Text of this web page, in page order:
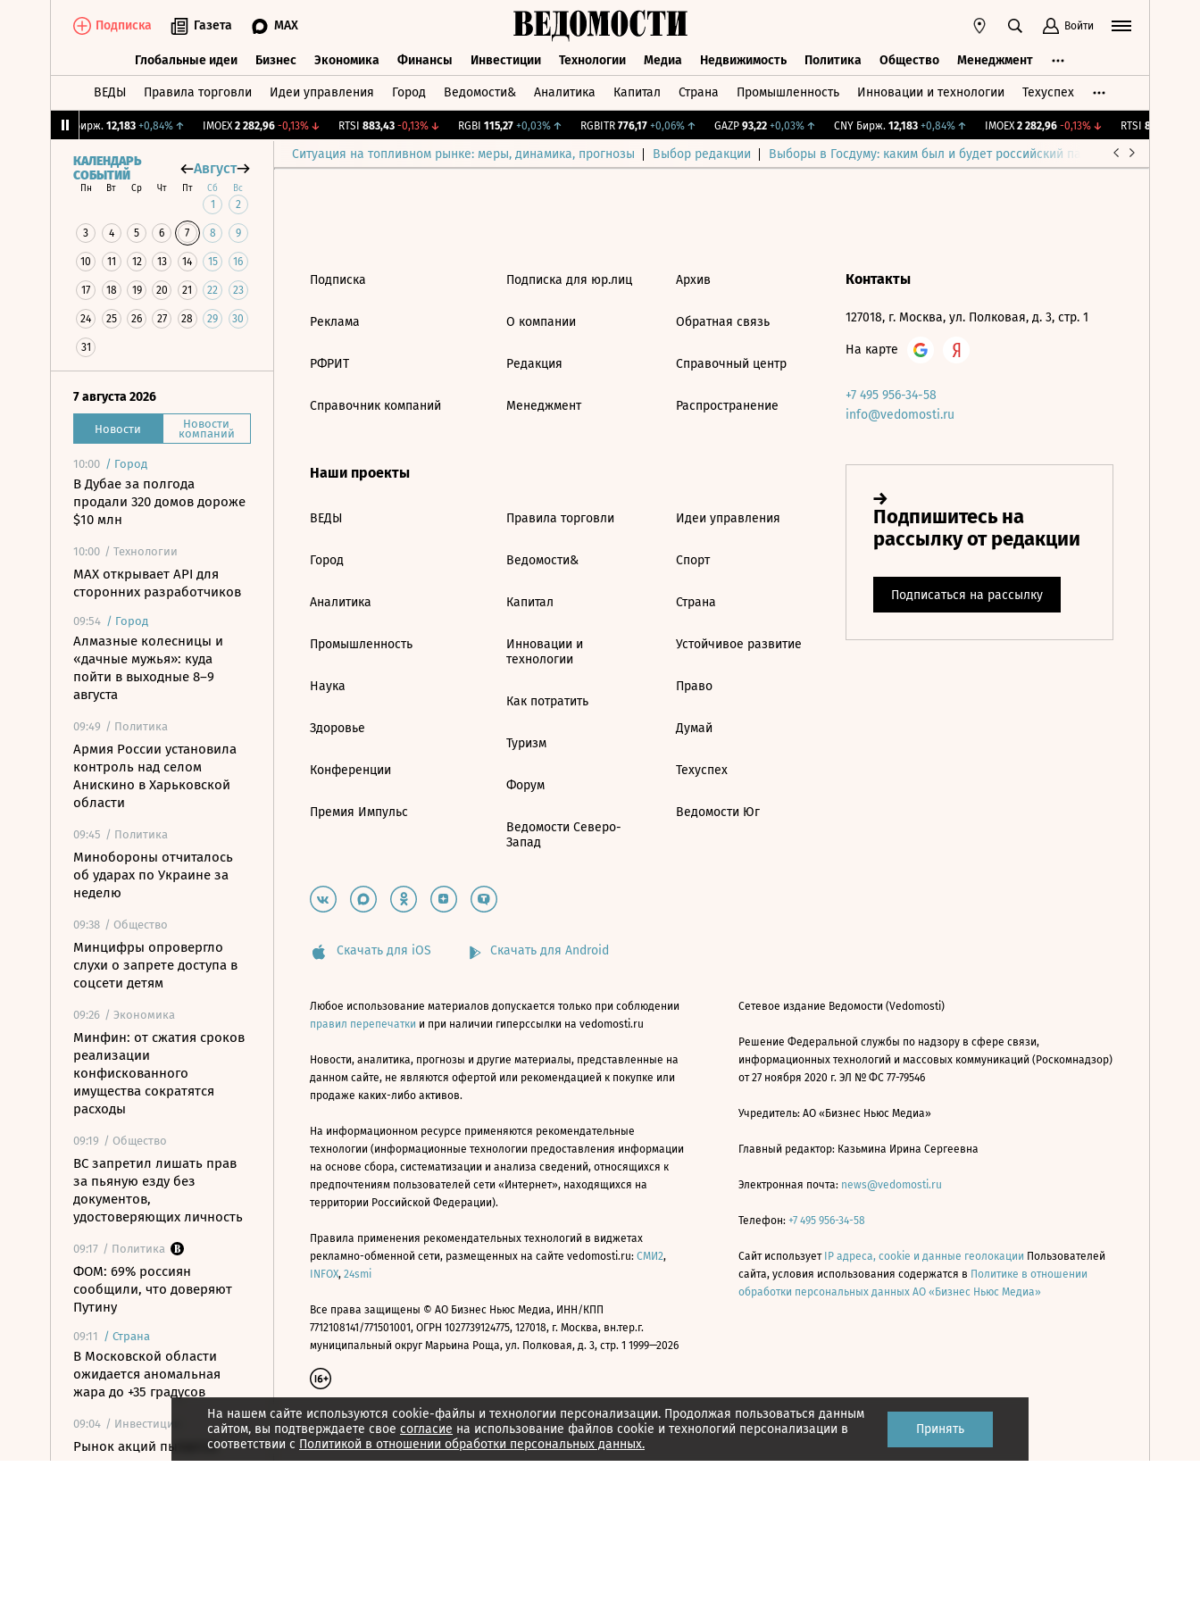
Подписка Газета MAX Войти
Глобальные идеи Бизнес Экономика Финансы Инвестиции Технологии Медиа Недвижимость Политика Общество Менеджмент
ВЕДЫ Правила торговли Идеи управления Город Ведомости& Аналитика Капитал Страна Промышленность Инновации и технологии Техуспех
CNY Бирж. 12,183 +0,84%↑ IMOEX 2 282,96 -0,13%↓ RTSI 883,43 -0,13%↓ RGBI 115,27 +0,03%↑ RGBITR 776,17 +0,06%↑ GAZP 93,22 +0,03%↑ CNY Бирж. 12,183 +0,84%↑ IMOEX 2 282,96 -0,13%↓ RTSI 883,43
Ситуация на топливном рынке: меры, динамика, прогнозы Выбор редакции Выборы в Госдуму: каким был и будет российский парламент
КАЛЕНДАРЬ
СОБЫТИЙ
Август
Пн Вт Ср Чт Пт Сб Вс
1 2
3 4 5 6 7 8 9
10 11 12 13 14 15 16
17 18 19 20 21 22 23
24 25 26 27 28 29 30
31
7 августа 2026
Новости Новости
компаний
10:00 / Город
В Дубае за полгода
продали 320 домов дороже
$10 млн
10:00 / Технологии
MAX открывает API для
сторонних разработчиков
09:54 / Город
Алмазные колесницы и
«дачные мужья»: куда
пойти в выходные 8–9
августа
09:49 / Политика
Армия России установила
контроль над селом
Анискино в Харьковской
области
09:45 / Политика
Минобороны отчиталось
об ударах по Украине за
неделю
09:38 / Общество
Минцифры опровергло
слухи о запрете доступа в
соцсети детям
09:26 / Экономика
Минфин: от сжатия сроков
реализации
конфискованного
имущества сократятся
расходы
09:19 / Общество
ВС запретил лишать прав
за пьяную езду без
документов,
удостоверяющих личность
09:17 / Политика
ФОМ: 69% россиян
сообщили, что доверяют
Путину
09:11 / Страна
В Московской области
ожидается аномальная
жара до +35 градусов
09:04 / Инвестиции
Рынок акций пытается
закрепиться выше уровня
На нашем сайте используются cookie-файлы и технологии персонализации. Продолжая пользоваться данным
сайтом, вы подтверждаете свое согласие на использование файлов cookie и технологий персонализации в
соответствии с Политикой в отношении обработки персональных данных.
Принять
Подписка
Реклама
РФРИТ
Справочник компаний
Подписка для юр.лиц
О компании
Редакция
Менеджмент
Архив
Обратная связь
Справочный центр
Распространение
Наши проекты
ВЕДЫ
Город
Аналитика
Промышленность
Наука
Здоровье
Конференции
Премия Импульс
Правила торговли
Ведомости&
Капитал
Инновации и
технологии
Как потратить
Туризм
Форум
Ведомости Северо-
Запад
Идеи управления
Спорт
Страна
Устойчивое развитие
Право
Думай
Техуспех
Ведомости Юг
Контакты
127018, г. Москва, ул. Полковая, д. 3, стр. 1
На карте
+7 495 956-34-58
info@vedomosti.ru
Скачать для iOS Скачать для Android
Любое использование материалов допускается только при соблюдении
правил перепечатки и при наличии гиперссылки на vedomosti.ru
Новости, аналитика, прогнозы и другие материалы, представленные на
данном сайте, не являются офертой или рекомендацией к покупке или
продаже каких-либо активов.
На информационном ресурсе применяются рекомендательные
технологии (информационные технологии предоставления информации
на основе сбора, систематизации и анализа сведений, относящихся к
предпочтениям пользователей сети «Интернет», находящихся на
территории Российской Федерации).
Правила применения рекомендательных технологий в виджетах
рекламно-обменной сети, размещенных на сайте vedomosti.ru: СМИ2,
INFOX, 24smi
Все права защищены © АО Бизнес Ньюс Медиа, ИНН/КПП
7712108141/771501001, ОГРН 1027739124775, 127018, г. Москва, вн.тер.г.
муниципальный округ Марьина Роща, ул. Полковая, д. 3, стр. 1 1999—2026
Сетевое издание Ведомости (Vedomosti)
Решение Федеральной службы по надзору в сфере связи,
информационных технологий и массовых коммуникаций (Роскомнадзор)
от 27 ноября 2020 г. ЭЛ № ФС 77-79546
Учредитель: АО «Бизнес Ньюс Медиа»
Главный редактор: Казьмина Ирина Сергеевна
Электронная почта: news@vedomosti.ru
Телефон: +7 495 956-34-58
Сайт использует IP адреса, cookie и данные геолокации Пользователей
сайта, условия использования содержатся в Политике в отношении
обработки персональных данных АО «Бизнес Ньюс Медиа»